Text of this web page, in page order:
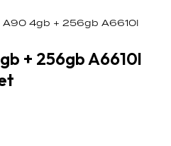
A90 4gb + 256gb A6610l
+ 256gb A6610l